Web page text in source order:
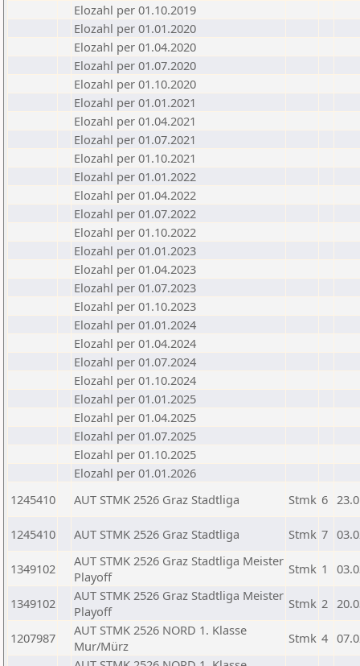
Elozahl per 01.10.2019
Elozahl per 01.01.2020
Elozahl per 01.04.2020
Elozahl per 01.07.2020
Elozahl per 01.10.2020
Elozahl per 01.01.2021
Elozahl per 01.04.2021
Elozahl per 01.07.2021
Elozahl per 01.10.2021
Elozahl per 01.01.2022
Elozahl per 01.04.2022
Elozahl per 01.07.2022
Elozahl per 01.10.2022
Elozahl per 01.01.2023
Elozahl per 01.04.2023
Elozahl per 01.07.2023
Elozahl per 01.10.2023
Elozahl per 01.01.2024
Elozahl per 01.04.2024
Elozahl per 01.07.2024
Elozahl per 01.10.2024
Elozahl per 01.01.2025
Elozahl per 01.04.2025
Elozahl per 01.07.2025
Elozahl per 01.10.2025
Elozahl per 01.01.2026
1245410
AUT STMK 2526 Graz Stadtliga Stmk 6
1245410 AUT STMK 2526 Graz Stadtliga Stmk 7
1349102
AUT STMK 2526 Graz Stadtliga Meister
Playoff
Stmk 1
1349102
AUT STMK 2526 Graz Stadtliga Meister
Playoff
Stmk 2
1207987
AUT STMK 2526 NORD 1. Klasse
Mur/Mürz
Stmk 4